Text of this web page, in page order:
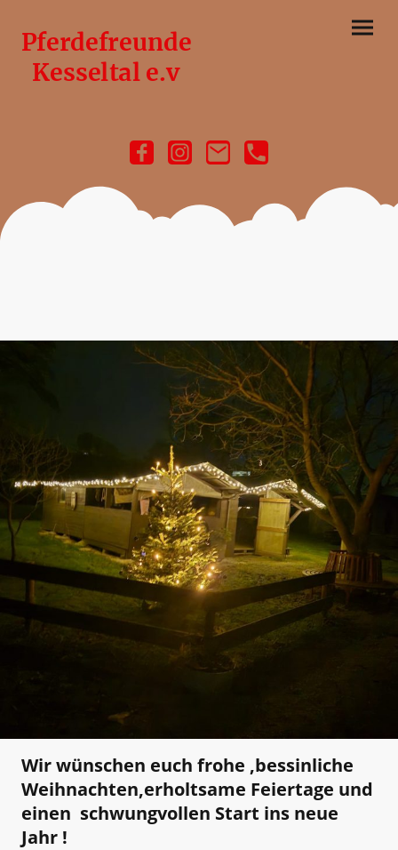
Pferdefreunde
Kesseltal e.v
Wir wünschen euch frohe ,bessinliche
Weihnachten,erholtsame Feiertage und
einen schwungvollen Start ins neue
Jahr !